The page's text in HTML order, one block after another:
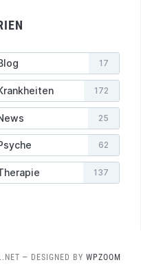
17
172
25
62
137
— DESIGNED BY WPZOOM